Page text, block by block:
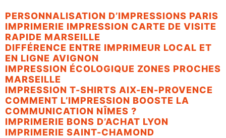
PERSONNALISATION D’IMPRESSIONS PARIS
IMPRIMERIE IMPRESSION CARTE DE VISITE
RAPIDE MARSEILLE
DIFFÉRENCE ENTRE IMPRIMEUR LOCAL ET
EN LIGNE AVIGNON
IMPRESSION ÉCOLOGIQUE ZONES PROCHES
MARSEILLE
IMPRESSION T-SHIRTS AIX-EN-PROVENCE
COMMENT L’IMPRESSION BOOSTE LA
COMMUNICATION NÎMES ?
IMPRIMERIE BONS D’ACHAT LYON
IMPRIMERIE SAINT-CHAMOND